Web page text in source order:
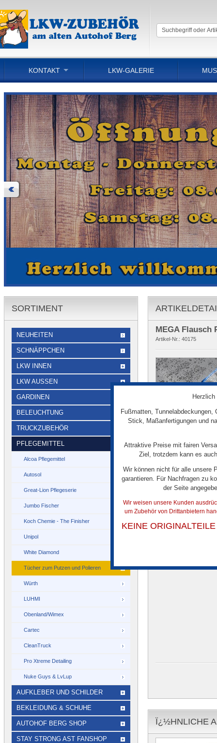
KONTAKT LKW-GALERIE
MEGA Flausch
Artikel-Nr.: 40175
Hand trocknet
grauem, blau
Graues, gefaltetes
Ï¿½HNLICHE
SORTIMENT
NEUHEITEN
SCHNÄPPCHEN
LKW INNEN
LKW AUSSEN
GARDINEN
BELEUCHTUNG
TRUCKZUBEHÖR
PFLEGEMITTEL
Alcoa Pflegemittel
Autosol
Great-Lion Pflegeserie
Jumbo Fischer
Koch Chemie - The Finisher
Unipol
White Diamond
Tücher zum Putzen und Polieren
Würth
LUHMI
Obenland/Wimex
Cartec
CleanTruck
Pro Xtreme Detailing
Nuke Guys & LvLup
AUFKLEBER UND SCHILDER
BEKLEIDUNG & SCHUHE
AUTOHOF BERG SHOP
STAY STRONG AST FANSHOP
Herzlich
Fußmatten, Tunnelabdeckungen,
Stick, Maßanfertigungen und
Attraktive Preise mit fairen
Ziel, trotzdem kann es
Wir können nicht für alle unsere
garantieren. Für Nachfragen zu
der Seite
Wir weisen unsere Kunden
um Zubehör von Drittanbietern
KEINE